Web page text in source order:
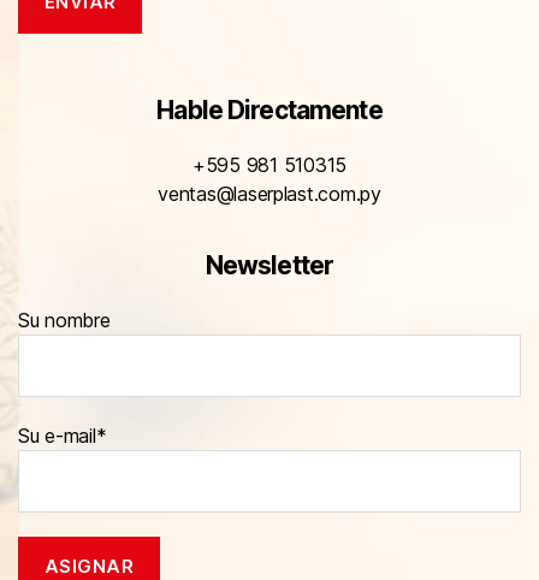
Hable Directamente
+595 981 510315
ventas@laserplast.com.py
Newsletter
Su nombre
Su e-mail*